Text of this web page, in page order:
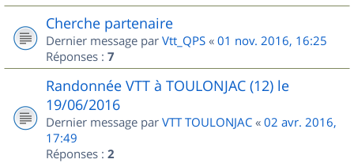
Cherche partenaire
Dernier message par Vtt_QPS « 01 nov. 2016, 16:25
Réponses : 7
Randonnée VTT à TOULONJAC (12) le
19/06/2016
Dernier message par VTT TOULONJAC « 02 avr. 2016,
17:49
Réponses : 2